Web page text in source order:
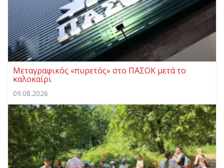
Μεταγραφικός «πυρετός» στο ΠΑΣΟΚ μετά το
καλοκαίρι
09.08.2026